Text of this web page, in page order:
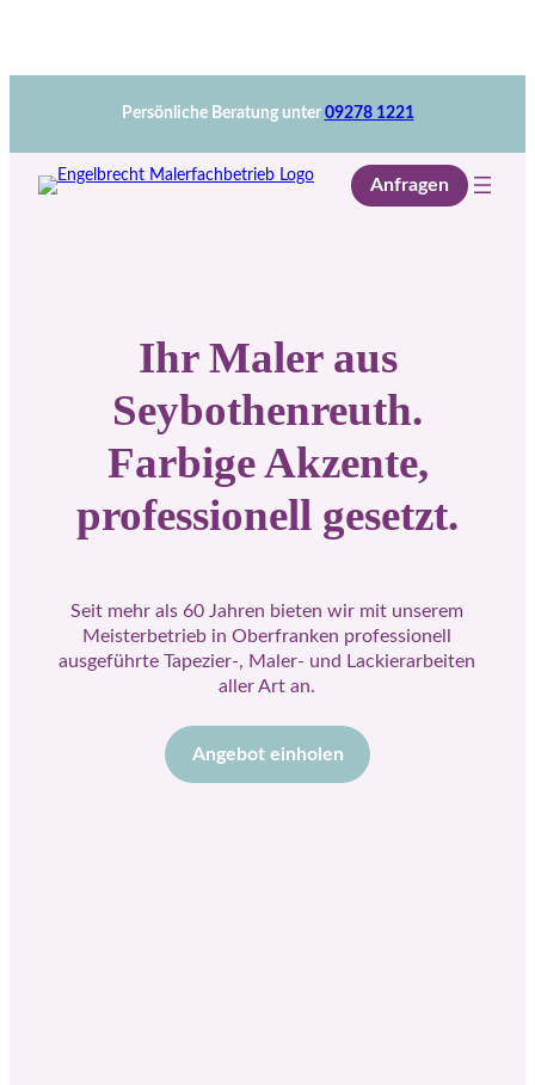
Persönliche Beratung unter 09278 1221
Anfragen
Ihr Maler aus
Seybothenreuth.
Farbige Akzente,
professionell gesetzt.
Seit mehr als 60 Jahren bieten wir mit unserem
Meisterbetrieb in Oberfranken professionell
ausgeführte Tapezier-, Maler- und Lackier­arbeiten
aller Art an.
Angebot einholen